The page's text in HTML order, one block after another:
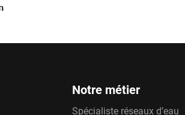
Notre métier
Spécialiste réseaux d’eau